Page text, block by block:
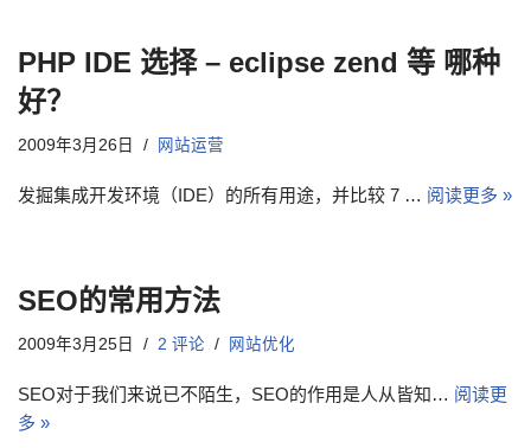
PHP IDE 选择 – eclipse zend 等 哪种
好？
2009年3月26日 网站运营
发掘集成开发环境（IDE）的所有用途，并比较 7 … 阅读更多 »
SEO的常用方法
2009年3月25日 2 评论 网站优化
SEO对于我们来说已不陌生，SEO的作用是人从皆知… 阅读更
多 »